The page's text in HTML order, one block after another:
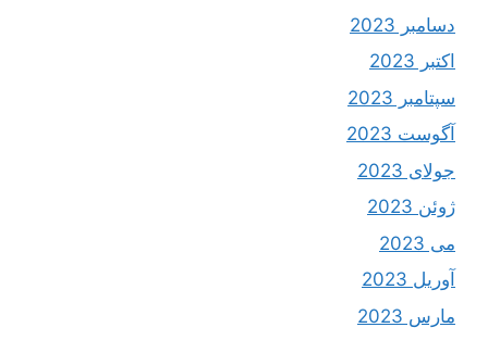
دسامبر 2023
اکتبر 2023
سپتامبر 2023
آگوست 2023
جولای 2023
ژوئن 2023
می 2023
آوریل 2023
مارس 2023